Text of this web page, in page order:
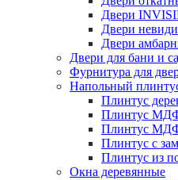
Двери
Двери
Двери
Двери для бани и
Фурнитура для
Напольный
Плинтус
Плинтус МДФ
Плинтус
Плинтус с
Плинтус из
Окна деревянные